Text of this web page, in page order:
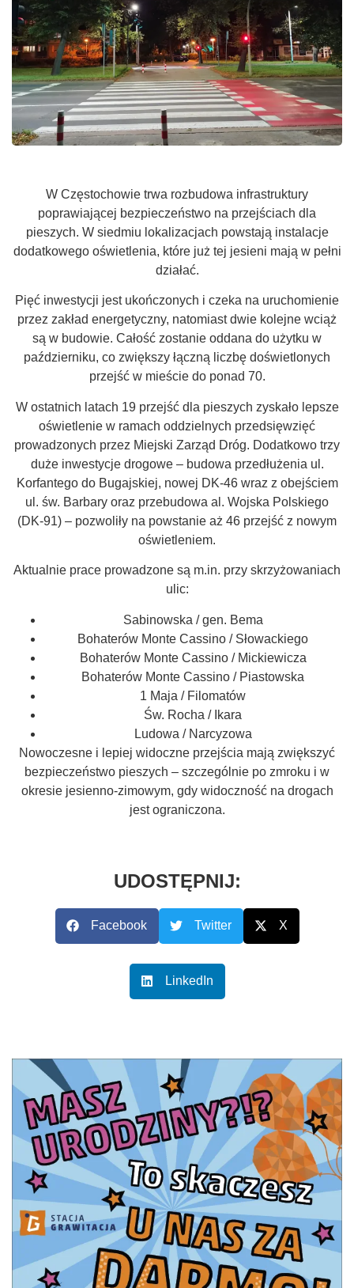
W Częstochowie trwa rozbudowa infrastruktury
poprawiającej bezpieczeństwo na przejściach dla
pieszych. W siedmiu lokalizacjach powstają instalacje
dodatkowego oświetlenia, które już tej jesieni mają w pełni
działać.
Pięć inwestycji jest ukończonych i czeka na uruchomienie
przez zakład energetyczny, natomiast dwie kolejne wciąż
są w budowie. Całość zostanie oddana do użytku w
październiku, co zwiększy łączną liczbę doświetlonych
przejść w mieście do ponad 70.
W ostatnich latach 19 przejść dla pieszych zyskało lepsze
oświetlenie w ramach oddzielnych przedsięwzięć
prowadzonych przez Miejski Zarząd Dróg. Dodatkowo trzy
duże inwestycje drogowe – budowa przedłużenia ul.
Korfantego do Bugajskiej, nowej DK-46 wraz z obejściem
ul. św. Barbary oraz przebudowa al. Wojska Polskiego
(DK-91) – pozwoliły na powstanie aż 46 przejść z nowym
oświetleniem.
Aktualnie prace prowadzone są m.in. przy skrzyżowaniach
ulic:
Sabinowska / gen. Bema
Bohaterów Monte Cassino / Słowackiego
Bohaterów Monte Cassino / Mickiewicza
Bohaterów Monte Cassino / Piastowska
1 Maja / Filomatów
Św. Rocha / Ikara
Ludowa / Narcyzowa
Nowoczesne i lepiej widoczne przejścia mają zwiększyć
bezpieczeństwo pieszych – szczególnie po zmroku i w
okresie jesienno-zimowym, gdy widoczność na drogach
jest ograniczona.
UDOSTĘPNIJ:
Facebook Twitter X
LinkedIn